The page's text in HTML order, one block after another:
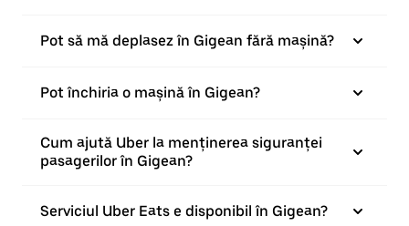
Pot să mă deplasez în Gigean fără mașină?
Pot închiria o mașină în Gigean?
Cum ajută Uber la menținerea siguranței
pasagerilor în Gigean?
Serviciul Uber Eats e disponibil în Gigean?